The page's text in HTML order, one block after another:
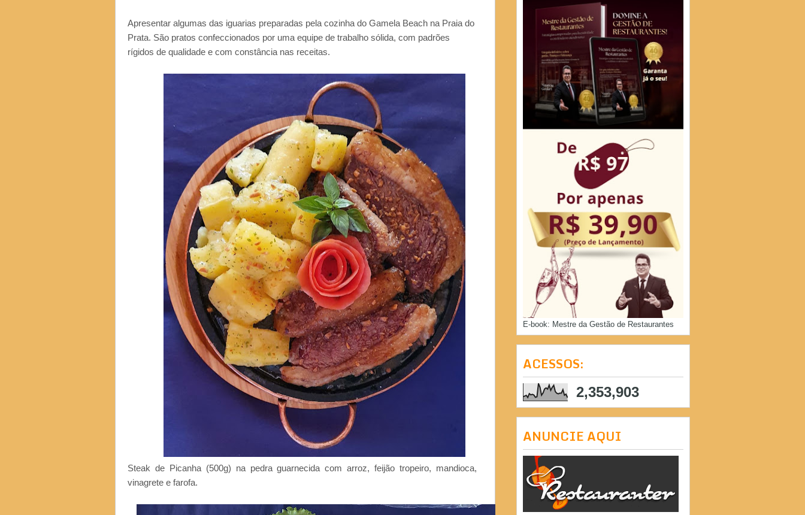
Apresentar algumas das iguarias preparadas pela cozinha do Gamela Beach na Praia do
Prata. São pratos confeccionados por uma equipe de trabalho sólida, com padrões
rígidos de qualidade e com constância nas receitas.
Steak de Picanha (500g) na pedra guarnecida com arroz, feijão tropeiro, mandioca,
vinagrete e farofa.
E-book: Mestre da Gestão de Restaurantes
ACESSOS:
2,353,903
ANUNCIE AQUI